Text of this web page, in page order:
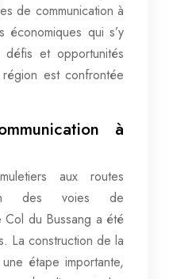
de communication à
qui s’y
et opportunités
est confrontée
à
aux routes
des voies de
Col du Bussang a été
La construction de la
étape importante,